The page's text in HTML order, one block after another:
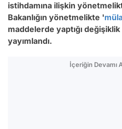
istihdamına ilişkin
Bakanlığın yönetmelikte '
maddelerde yaptığı değişiklik
yayımlandı.
İçeriğin Devamı